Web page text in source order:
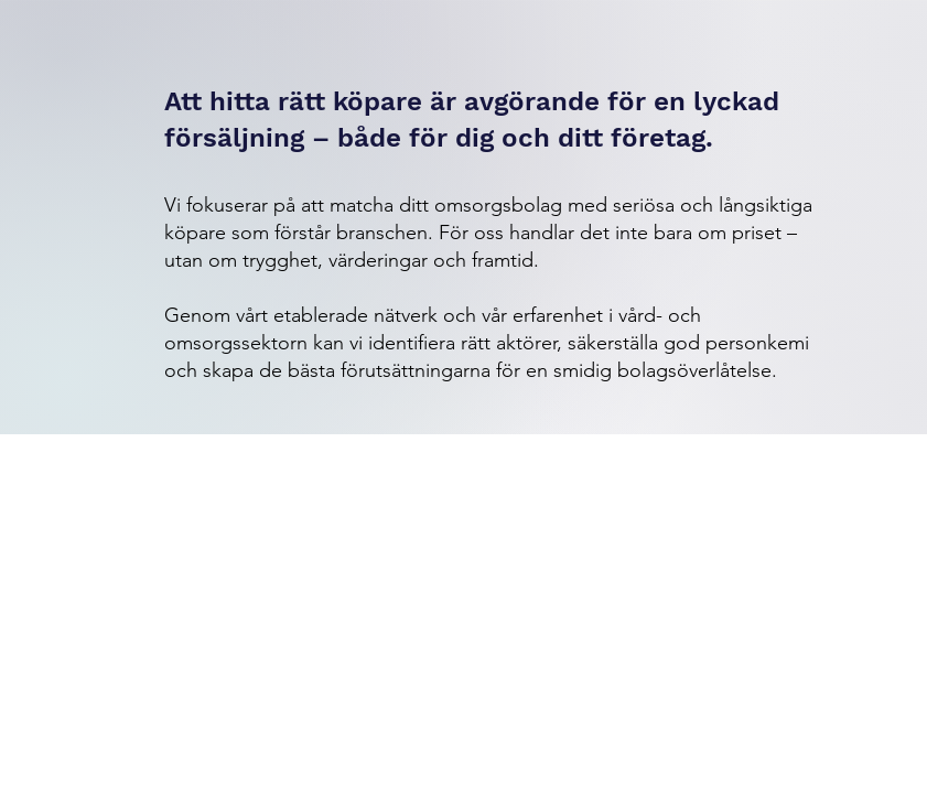
Att hitta rätt köpare är avgörande för en lyckad
försäljning – både för dig och ditt företag.
Vi fokuserar på att matcha ditt omsorgsbolag med seriösa och långsiktiga
köpare som förstår branschen. För oss handlar det inte bara om priset –
utan om trygghet, värderingar och framtid.
Genom vårt etablerade nätverk och vår erfarenhet i vård- och
omsorgssektorn kan vi identifiera rätt aktörer, säkerställa god personkemi
och skapa de bästa förutsättningarna för en smidig bolagsöverlåtelse.